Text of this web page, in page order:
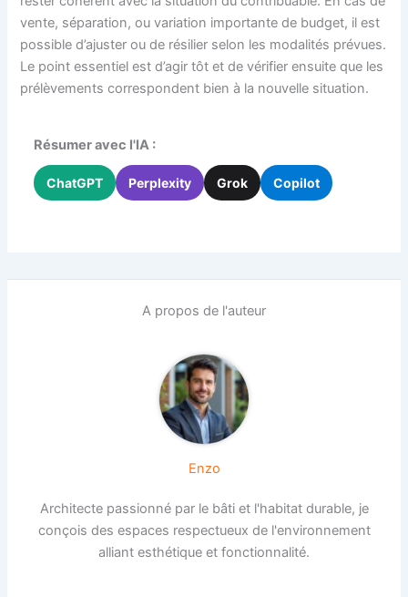
vente, séparation, ou variation importante de budget, il est
possible d’ajuster ou de résilier selon les modalités prévues.
Le point essentiel est d’agir tôt et de vérifier ensuite que les
prélèvements correspondent bien à la nouvelle situation.
Résumer avec l'IA :
ChatGPT Perplexity Grok Copilot
A propos de l'auteur
Enzo
Architecte passionné par le bâti et l'habitat durable, je
conçois des espaces respectueux de l'environnement
alliant esthétique et fonctionnalité.